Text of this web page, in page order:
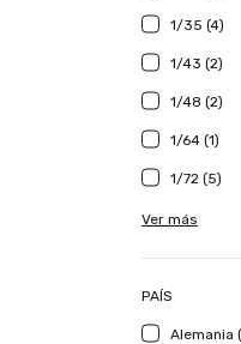
1/35 (4)
1/43 (2)
1/48 (2)
1/64 (1)
1/72 (5)
Ver más
PAÍS
Alemania